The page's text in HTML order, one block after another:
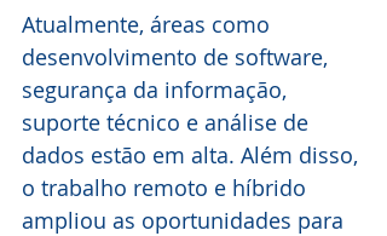
Atualmente, áreas como
desenvolvimento de software,
segurança da informação,
suporte técnico e análise de
dados estão em alta. Além disso,
o trabalho remoto e híbrido
ampliou as oportunidades para